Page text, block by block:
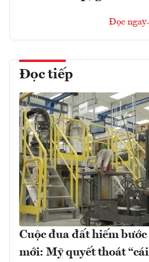
Đọc ngay
Đọc tiếp
Cuộc đua đất hiếm bước
mới: Mỹ quyết thoát